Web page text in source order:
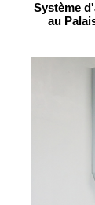
Système
au